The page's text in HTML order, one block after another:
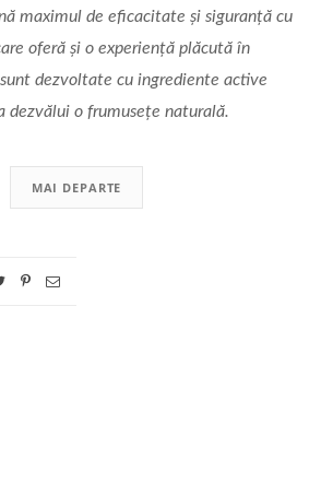
maximul de eficacitate și siguranță cu
oferă și o experiență plăcută în
dezvoltate cu ingrediente active
dezvălui o frumusețe naturală.
MAI DEPARTE